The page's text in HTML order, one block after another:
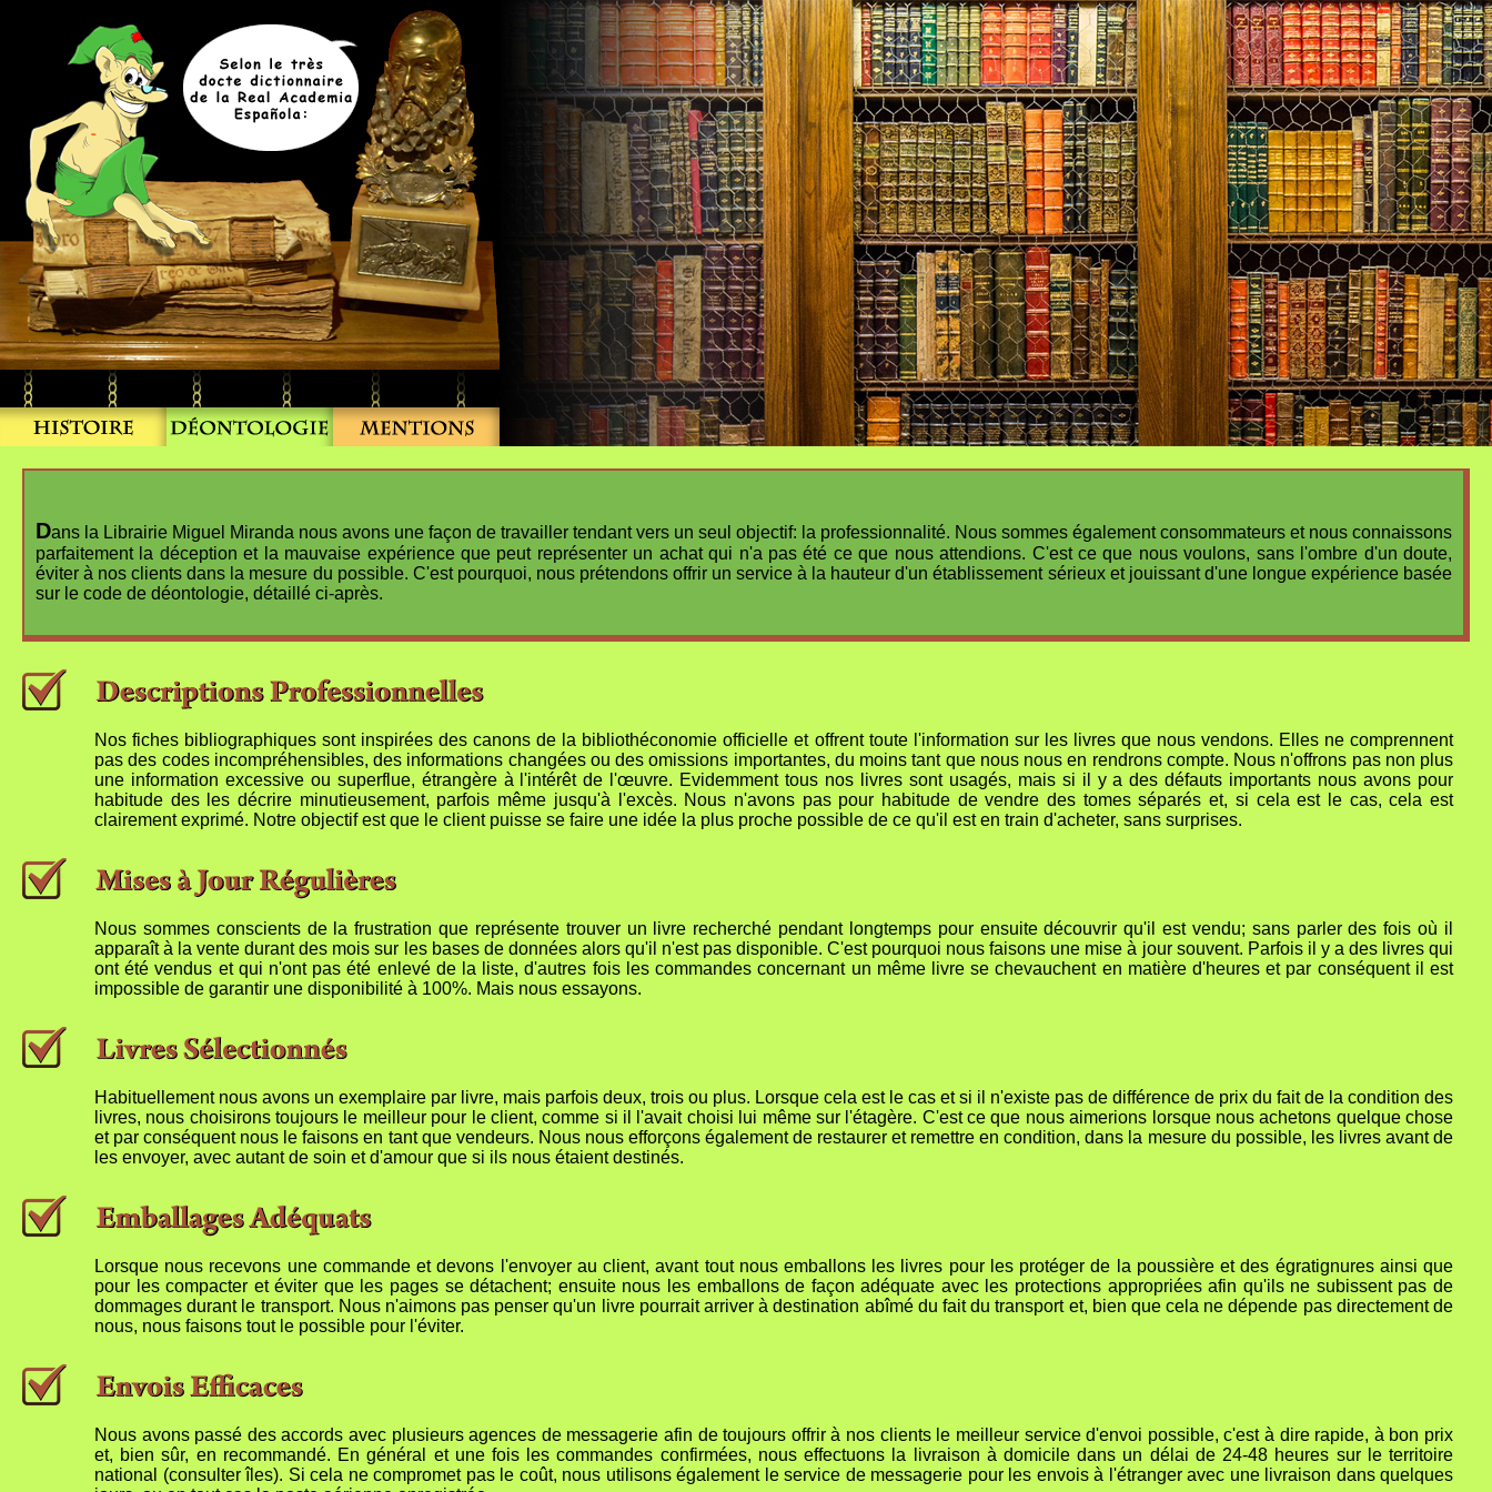
Dans la Librairie Miguel Miranda nous avons une façon de travailler tendant vers un seul objectif: la professionnalité. Nous sommes également consommateurs et nous connaissons
parfaitement la déception et la mauvaise expérience que peut représenter un achat qui n'a pas été ce que nous attendions. C'est ce que nous voulons, sans l'ombre d'un doute,
éviter à nos clients dans la mesure du possible. C'est pourquoi, nous prétendons offrir un service à la hauteur d'un établissement sérieux et jouissant d'une longue expérience basée
sur le code de déontologie, détaillé ci-après.
Nos fiches bibliographiques sont inspirées des canons de la bibliothéconomie officielle et offrent toute l'information sur les livres que nous vendons. Elles ne comprennent
pas des codes incompréhensibles, des informations changées ou des omissions importantes, du moins tant que nous nous en rendrons compte. Nous n'offrons pas non plus
une information excessive ou superflue, étrangère à l'intérêt de l'œuvre. Evidemment tous nos livres sont usagés, mais si il y a des défauts importants nous avons pour
habitude des les décrire minutieusement, parfois même jusqu'à l'excès. Nous n'avons pas pour habitude de vendre des tomes séparés et, si cela est le cas, cela est
clairement exprimé. Notre objectif est que le client puisse se faire une idée la plus proche possible de ce qu'il est en train d'acheter, sans surprises.
Nous sommes conscients de la frustration que représente trouver un livre recherché pendant longtemps pour ensuite découvrir qu'il est vendu; sans parler des fois où il
apparaît à la vente durant des mois sur les bases de données alors qu'il n'est pas disponible. C'est pourquoi nous faisons une mise à jour souvent. Parfois il y a des livres qui
ont été vendus et qui n'ont pas été enlevé de la liste, d'autres fois les commandes concernant un même livre se chevauchent en matière d'heures et par conséquent il est
impossible de garantir une disponibilité à 100%. Mais nous essayons.
Habituellement nous avons un exemplaire par livre, mais parfois deux, trois ou plus. Lorsque cela est le cas et si il n'existe pas de différence de prix du fait de la condition des
livres, nous choisirons toujours le meilleur pour le client, comme si il l'avait choisi lui même sur l'étagère. C'est ce que nous aimerions lorsque nous achetons quelque chose
et par conséquent nous le faisons en tant que vendeurs. Nous nous efforçons également de restaurer et remettre en condition, dans la mesure du possible, les livres avant de
les envoyer, avec autant de soin et d'amour que si ils nous étaient destinés.
Lorsque nous recevons une commande et devons l'envoyer au client, avant tout nous emballons les livres pour les protéger de la poussière et des égratignures ainsi que
pour les compacter et éviter que les pages se détachent; ensuite nous les emballons de façon adéquate avec les protections appropriées afin qu'ils ne subissent pas de
dommages durant le transport. Nous n'aimons pas penser qu'un livre pourrait arriver à destination abîmé du fait du transport et, bien que cela ne dépende pas directement de
nous, nous faisons tout le possible pour l'éviter.
Nous avons passé des accords avec plusieurs agences de messagerie afin de toujours offrir à nos clients le meilleur service d'envoi possible, c'est à dire rapide, à bon prix
et, bien sûr, en recommandé. En général et une fois les commandes confirmées, nous effectuons la livraison à domicile dans un délai de 24-48 heures sur le territoire
national (consulter îles). Si cela ne compromet pas le coût, nous utilisons également le service de messagerie pour les envois à l'étranger avec une livraison dans quelques